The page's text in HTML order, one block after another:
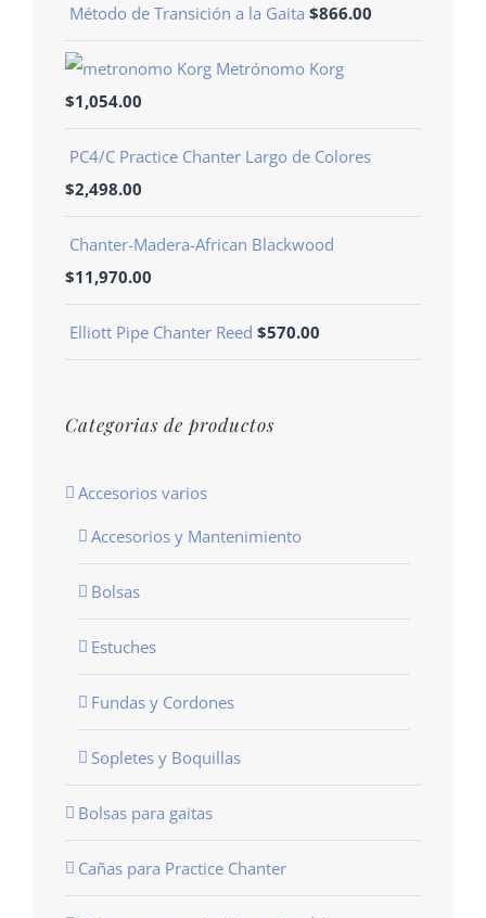
Método de Transición a la Gaita $866.00
Metrónomo Korg
$1,054.00
PC4/C Practice Chanter Largo de Colores
$2,498.00
Chanter-Madera-African Blackwood
$11,970.00
Elliott Pipe Chanter Reed $570.00
Categorias de productos
Accesorios varios
Accesorios y Mantenimiento
Bolsas
Estuches
Fundas y Cordones
Sopletes y Boquillas
Bolsas para gaitas
Cañas para Practice Chanter